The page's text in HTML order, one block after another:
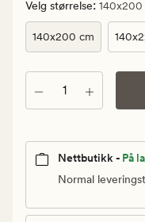
099,90
kr
Velg størrelse: 140x200
140x200 cm
Antall
Nettbutikk - På
Normal